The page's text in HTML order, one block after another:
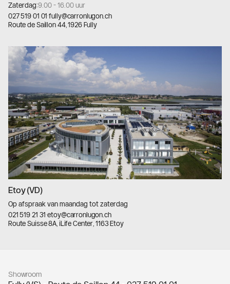
Zaterdag:9.00 - 16.00 uur
027 519 01 01·fully@carronlugon.ch
Route de Saillon 44, 1926 Fully
Etoy (VD)
Op afspraak van maandag tot zaterdag
021 519 21 31·etoy@carronlugon.ch
Route Suisse 8A, iLife Center, 1163 Etoy
Showroom